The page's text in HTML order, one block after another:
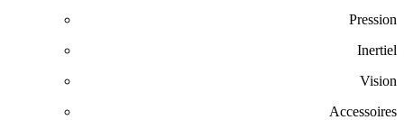
Pression
Inertiel
Vision
Accessoires